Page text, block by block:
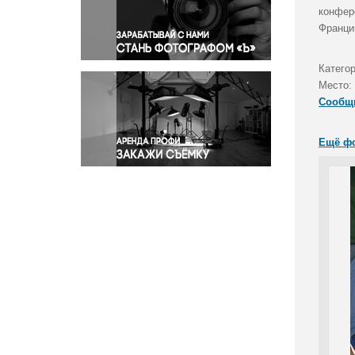
Правосудие
Происшествия и конфликты
Религия
Светская жизнь
Спорт
Экология
Экономика и бизнес
Место:
Ещё